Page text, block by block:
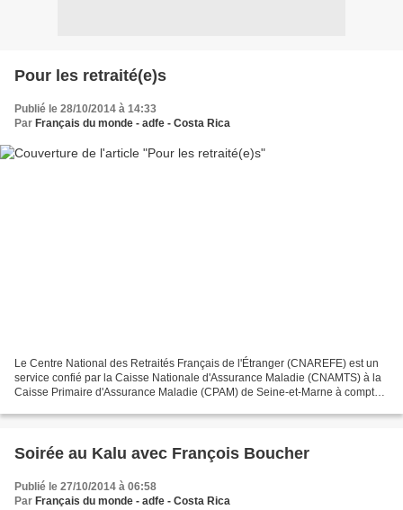
Pour les retraité(e)s
Publié le 28/10/2014 à 14:33
Par Français du monde - adfe - Costa Rica
Le Centre National des Retraités Français de l'Étranger (CNAREFE) est un
service confié par la Caisse Nationale d'Assurance Maladie (CNAMTS) à la
Caisse Primaire d'Assurance Maladie (CPAM) de Seine-et-Marne à compter
Soirée au Kalu avec François Boucher
Publié le 27/10/2014 à 06:58
Par Français du monde - adfe - Costa Rica